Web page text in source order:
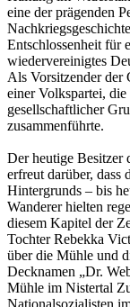
eine der prägenden
Entschlossenheit für
wiedervereinigtes
Als Vorsitzender der
einer Volkspartei,
gesellschaftlicher
zusammenführte.
Der heutige Besitzer
erfreut darüber, dass
Hintergrunds – bis
Wanderer hielten
diesem Kapitel der
Tochter Rebekka
über die Mühle und
Decknamen „Dr.
Mühle im Nistertal
Nationalsozialisten